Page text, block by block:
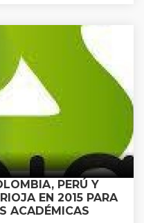
PERÚ Y
EN 2015 PARA
ACADÉMICAS